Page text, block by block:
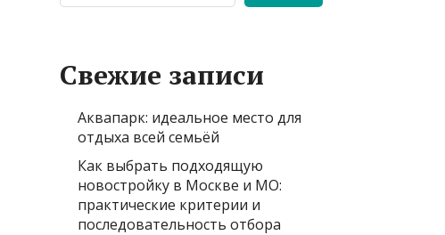
Свежие записи
Аквапарк: идеальное место для
отдыха всей семьёй
Как выбрать подходящую
новостройку в Москве и МО:
практические критерии и
последовательность отбора